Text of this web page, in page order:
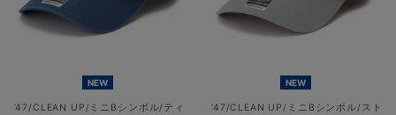
NEW
’47/CLEAN UP/ミニBシンボル/ティ
NEW
’47/CLEAN UP/ミニBシンボル/スト